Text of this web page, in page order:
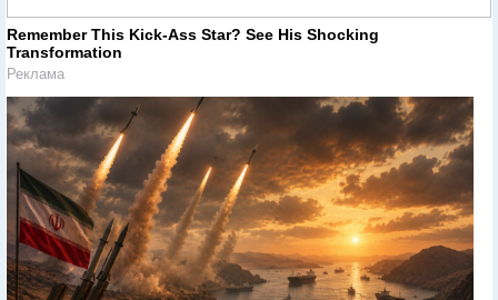
Remember This Kick-Ass Star? See His Shocking
Transformation
Реклама